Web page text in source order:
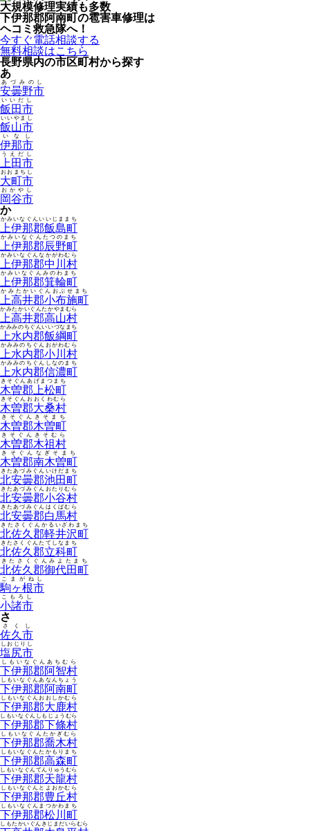
大規模修理実績も多数
下伊那郡阿南町の雹害車修理は
ヘコミ救急隊へ！
今すぐ電話相談する
無料相談はこちら
長野県内の市区町村から探す
あ
安曇野市
あづみのし
飯田市
いいだし
飯山市
いいやまし
伊那市
いなし
上田市
うえだし
大町市
おおまちし
岡谷市
おかやし
か
上伊那郡飯島町
かみいなぐんいいじままち
上伊那郡辰野町
かみいなぐんたつのまち
上伊那郡中川村
かみいなぐんなかがわむら
上伊那郡箕輪町
かみいなぐんみのわまち
上高井郡小布施町
かみたかいぐんおぶせまち
上高井郡高山村
かみたかいぐんたかやまむら
上水内郡飯綱町
かみみのちぐんいいづなまち
上水内郡小川村
かみみのちぐんおがわむら
上水内郡信濃町
かみみのちぐんしなのまち
木曽郡上松町
きそぐんあげまつまち
木曽郡大桑村
きそぐんおおくわむら
木曽郡木曽町
きそぐんきそまち
木曽郡木祖村
きそぐんきそむら
木曽郡南木曽町
きそぐんなぎそまち
北安曇郡池田町
きたあづみぐんいけだまち
北安曇郡小谷村
きたあづみぐんおたりむら
北安曇郡白馬村
きたあづみぐんはくばむら
北佐久郡軽井沢町
きたさくぐんかるいざわまち
北佐久郡立科町
きたさくぐんたてしなまち
北佐久郡御代田町
きたさくぐんみよたまち
駒ヶ根市
こまがねし
小諸市
こもろし
さ
佐久市
さくし
塩尻市
しおじりし
下伊那郡阿智村
しもいなぐんあちむら
下伊那郡阿南町
しもいなぐんあなんちょう
下伊那郡大鹿村
しもいなぐんおおしかむら
下伊那郡下條村
しもいなぐんしもじょうむら
下伊那郡喬木村
しもいなぐんたかぎむら
下伊那郡高森町
しもいなぐんたかもりまち
下伊那郡天龍村
しもいなぐんてんりゅうむら
下伊那郡豊丘村
しもいなぐんとよおかむら
下伊那郡松川町
しもいなぐんまつかわまち
しもたかいぐんきじまだいらむら